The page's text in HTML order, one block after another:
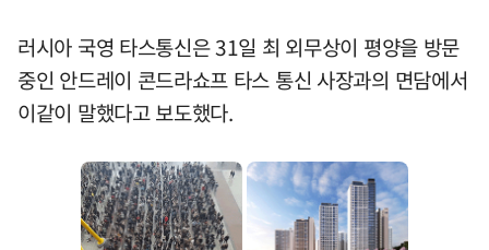
러시아 국영 타스통신은 31일 최 외무상이 평양을 방문
중인 안드레이 콘드라쇼프 타스 통신 사장과의 면담에서
이같이 말했다고 보도했다.